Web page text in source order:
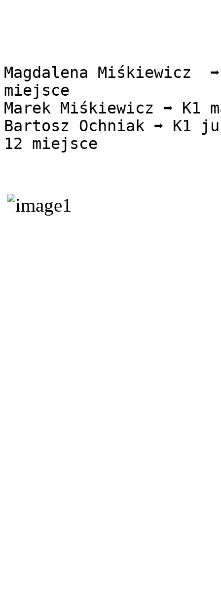
Magdalena Miśkiewicz
miejsce
Marek Miśkiewicz ➡️ K1
Bartosz Ochniak ➡️ K1
12 miejsce